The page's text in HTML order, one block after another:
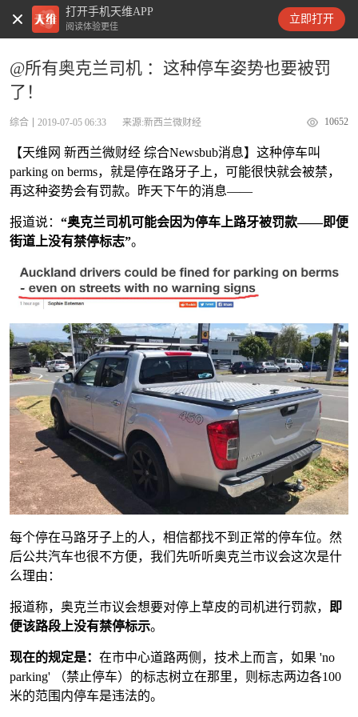
打开手机天维APP
阅读体验更佳
立即打开
天维新闻
@所有奥克兰司机 ：这种停车姿势也要被罚
了！
综合 2019-07-05 06:33 来源:新西兰微财经 10652
【天维网 新西兰微财经 综合Newsbub消息】这种停车叫
parking on berms，就是停在路牙子上，可能很快就会被禁，
再这种姿势会有罚款。昨天下午的消息——
报道说： “奥克兰司机可能会因为停车上路牙被罚款——即便
街道上没有禁停标志”。
每个停在马路牙子上的人，相信都找不到正常的停车位。然
后公共汽车也很不方便，我们先听听奥克兰市议会这次是什
么理由：
报道称，奥克兰市议会想要对停上草皮的司机进行罚款，
即
便该路段上没有禁停标示。
现在的规定是： 在市中心道路两侧，技术上而言，如果 'no
parking' （禁止停车）的标志树立在那里，则标志两边各100
米的范围内停车是违法的。